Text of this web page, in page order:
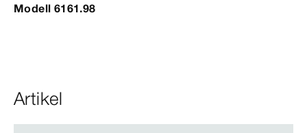
Modell 6161.98
Artikel